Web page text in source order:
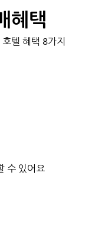
혜택
텔 혜택 8가지
수 있어요